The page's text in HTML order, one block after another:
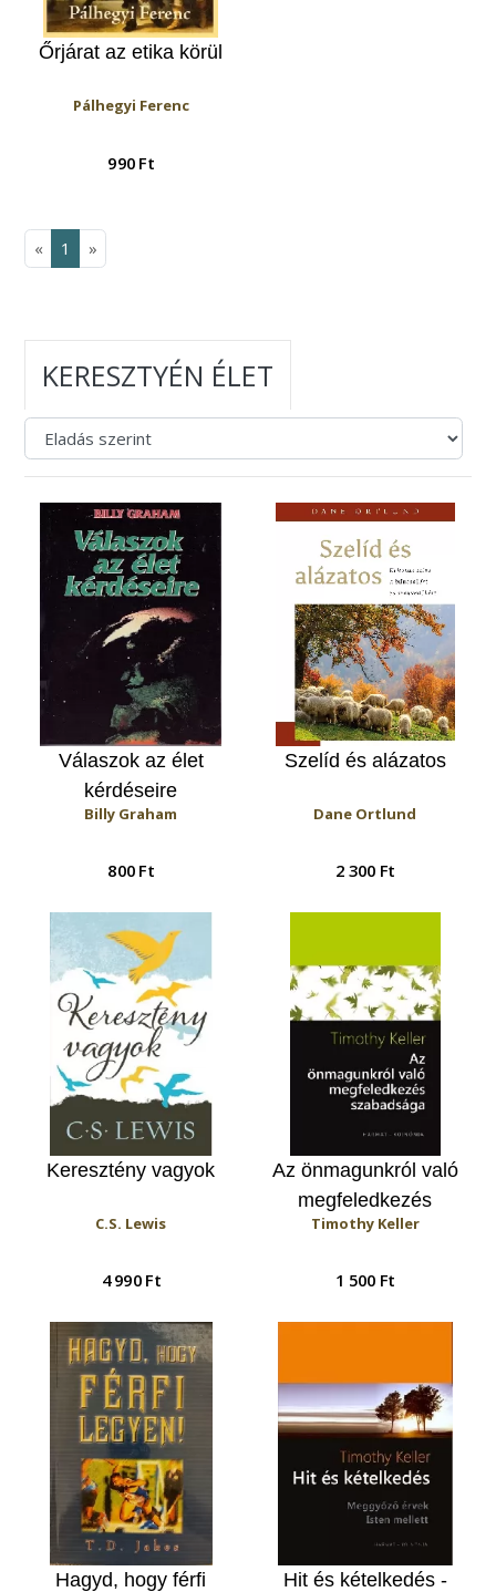
Őrjárat az etika körül
Pálhegyi Ferenc
990 Ft
« 1 »
KERESZTYÉN ÉLET
Válaszok az élet
kérdéseire
Billy Graham
800 Ft
Szelíd és alázatos
Dane Ortlund
2 300 Ft
Keresztény vagyok
C.S. Lewis
4 990 Ft
Az önmagunkról való
megfeledkezés
szabadsága
Timothy Keller
1 500 Ft
Hagyd, hogy férfi
Hit és kételkedés -